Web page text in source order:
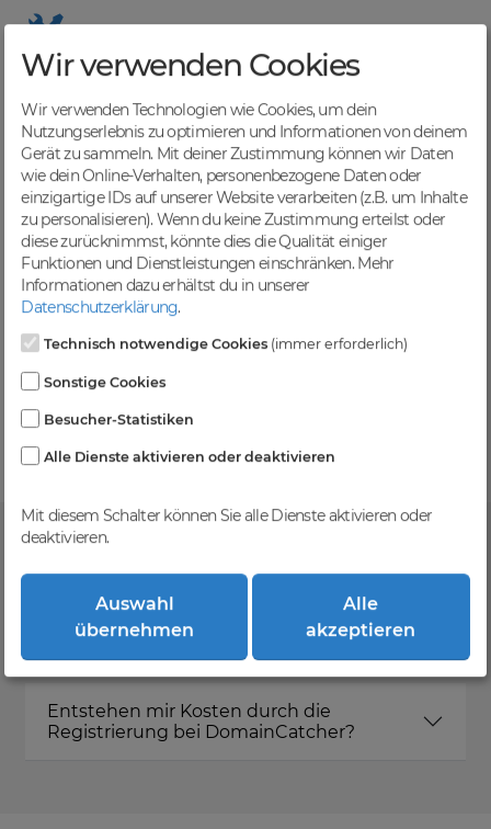
Nützliche Tools
Von Domainern für Domainer entwickelt, mit
übersichtlichen Listen für effizientes Management
Günstige Preise
Backorders bereits ab € 4,99. Je nach deinem Tier-
Level und zzgl. MwSt falls anwendbar
Kein Gebotsverfahren
Einfaches System - Deine Orders werden nach dem
FAQ
Was ist DomainCatcher?
Entstehen mir Kosten durch die
Registrierung bei DomainCatcher?
Wir verwenden Cookies
Wir verwenden Technologien wie Cookies, um dein
Nutzungserlebnis zu optimieren und Informationen von deinem
Gerät zu sammeln. Mit deiner Zustimmung können wir Daten
wie dein Online-Verhalten, personenbezogene Daten oder
einzigartige IDs auf unserer Website verarbeiten (z.B. um Inhalte
zu personalisieren). Wenn du keine Zustimmung erteilst oder
diese zurücknimmst, könnte dies die Qualität einiger
Funktionen und Dienstleistungen einschränken. Mehr
Informationen dazu erhältst du in unserer
Datenschutzerklärung.
Technisch notwendige Cookies (immer erforderlich)
Sonstige Cookies
Besucher-Statistiken
Alle Dienste aktivieren oder deaktivieren
Mit diesem Schalter können Sie alle Dienste aktivieren oder
deaktivieren.
Auswahl
übernehmen
Alle
akzeptieren